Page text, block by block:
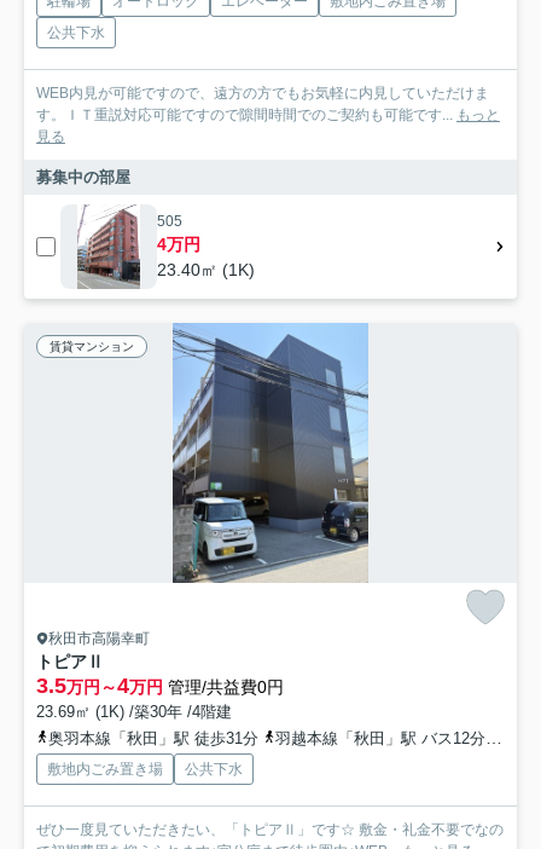
公共下水
WEB内見が可能ですので、遠方の方でもお気軽に内見していただけま
す。ＩＴ重説対応可能ですので隙間時間でのご契約も可能です... もっと
見る
募集中の部屋
505
4万円
23.40㎡ (1K)
賃貸マンション
秋田市高陽幸町
トピアⅡ
3.5万円～4万円 管理/共益費0円
23.69㎡ (1K) /築30年 /4階建
奥羽本線「秋田」駅 徒歩31分
羽越本線「秋田」駅 バス12分 秋田中央交通「高陽幸町」 停歩2分
敷地内ごみ置き場 公共下水
ぜひ一度見ていただきたい、「トピアⅡ」です☆ 敷金・礼金不要でなの